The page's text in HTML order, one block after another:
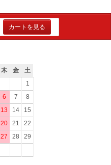
カートを見る
木 金
土
1
6 7
8
13 14
15
20 21
22
27 28
29